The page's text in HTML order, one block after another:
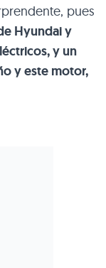
pues
Hyundai y
y un
y este motor,